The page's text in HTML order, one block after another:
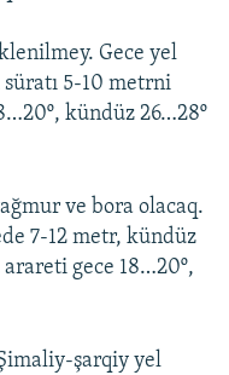
Gece yel
5-10 metrni
kündüz 26…28º
ve bora olacaq.
7-12 metr, kündüz
gece 18…20º,
şarqiy yel